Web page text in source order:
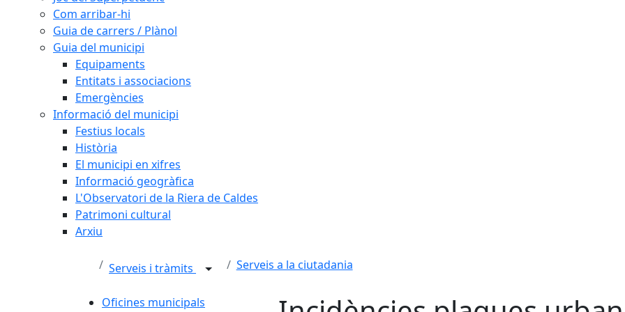
Com arribar-hi
Guia de carrers / Plànol
Guia del municipi
Equipaments
Entitats i associacions
Emergències
Informació del municipi
Festius locals
Història
El municipi en xifres
Informació geogràfica
L'Observatori de la Riera de Caldes
Patrimoni cultural
Arxiu
Serveis i tràmits Serveis a la ciutadania
Oficines municipals